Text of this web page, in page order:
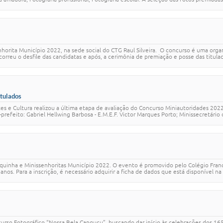
Município 2022, na sede social do CTG Raul Silveira. O concurso é uma
o desfile das candidatas e após, a cerimônia de premiação e posse das
e Cultura realizou a última etapa de avaliação do Concurso Miniautoridades
Gabriel Hellwing Barbosa - E.M.E.F. Victor Marques Porto;
e Minissenhoritas Município 2022. O evento é promovido pelo Colégio
Para a inscrição, é necessário adquirir a ficha de dados que está disponível